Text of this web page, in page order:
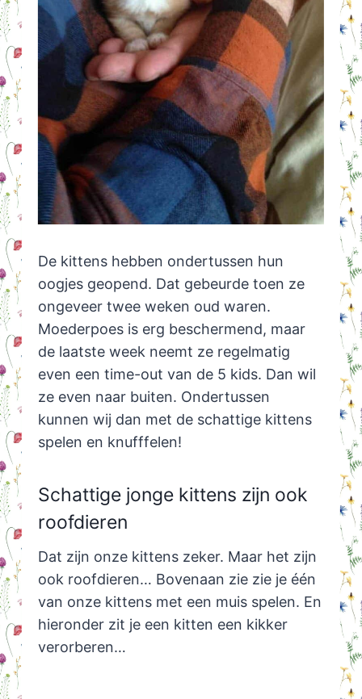
De kittens hebben ondertussen hun
oogjes geopend. Dat gebeurde toen ze
ongeveer twee weken oud waren.
Moederpoes is erg beschermend, maar
de laatste week neemt ze regelmatig
even een time-out van de 5 kids. Dan wil
ze even naar buiten. Ondertussen
kunnen wij dan met de schattige kittens
spelen en knufffelen!
Schattige jonge kittens zijn ook
roofdieren
Dat zijn onze kittens zeker. Maar het zijn
ook roofdieren… Bovenaan zie zie je één
van onze kittens met een muis spelen. En
hieronder zit je een kitten een kikker
verorberen…